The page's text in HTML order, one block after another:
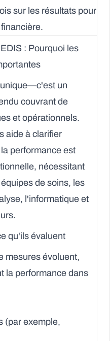
sur les résultats pour
: Pourquoi les
un
couvrant de
et opérationnels.
aide à clarifier
performance est
nécessitant
de soins, les
l'informatique et
qu'ils évaluent
mesures évoluent,
la performance dans
(par exemple,